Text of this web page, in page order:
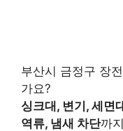
부산시 금정구 장
가요?
싱크대, 변기, 세면
역류, 냄새 차단까